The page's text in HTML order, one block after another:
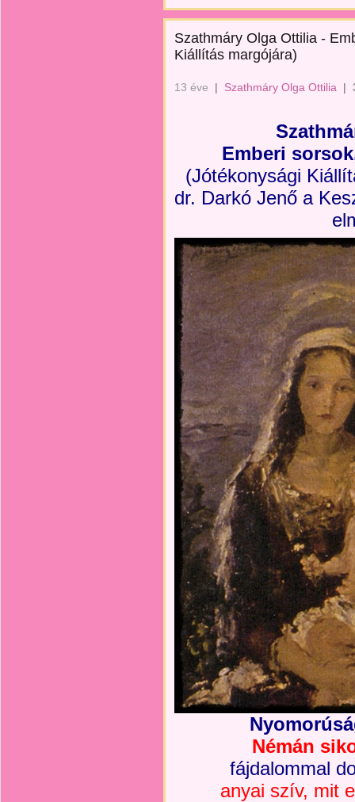
Szathmáry Olga Ottilia -
Kiállítás margójára)
13 éve | Szathmáry Olga Ottilia |
Emberi
(Jótékonysági
dr. Darkó Jenő a
Némán
fájdalommal
anyai szív, mit